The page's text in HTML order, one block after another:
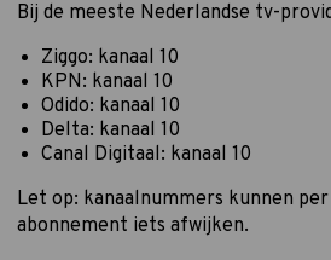
Bij de meeste Nederlandse tv-
Ziggo: kanaal 10
KPN: kanaal 10
Odido: kanaal 10
Delta: kanaal 10
Canal Digitaal: kanaal 10
Let op: kanaalnummers kunnen
abonnement iets afwijken.